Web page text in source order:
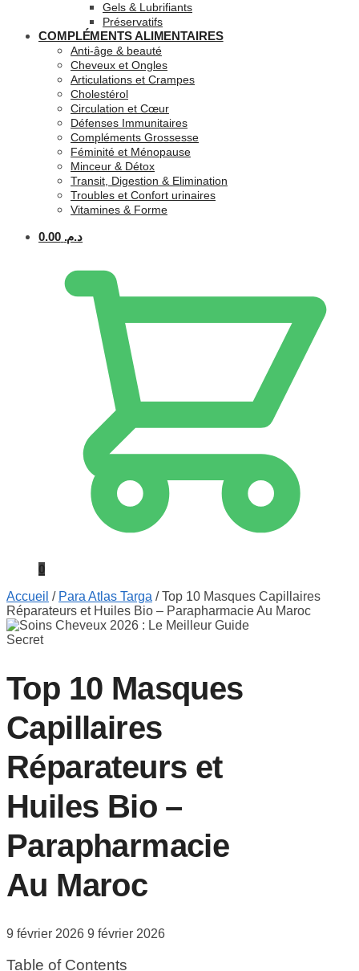
Gels & Lubrifiants
Préservatifs
COMPLÉMENTS ALIMENTAIRES
Anti-âge & beauté
Cheveux et Ongles
Articulations et Crampes
Cholestérol
Circulation et Cœur
Défenses Immunitaires
Compléments Grossesse
Féminité et Ménopause
Minceur & Détox
Transit, Digestion & Elimination
Troubles et Confort urinaires
Vitamines & Forme
د.م. 0.00
0
Accueil / Para Atlas Targa /Top 10 Masques Capillaires
Réparateurs et Huiles Bio – Parapharmacie Au Maroc
Top 10 Masques
Capillaires
Réparateurs et
Huiles Bio –
Parapharmacie
Au Maroc
9 février 2026 9 février 2026
Table of Contents